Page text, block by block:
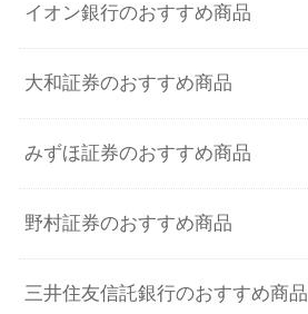
イオン銀行のおすすめ商品
大和証券のおすすめ商品
みずほ証券のおすすめ商品
野村証券のおすすめ商品
三井住友信託銀行のおすすめ商品